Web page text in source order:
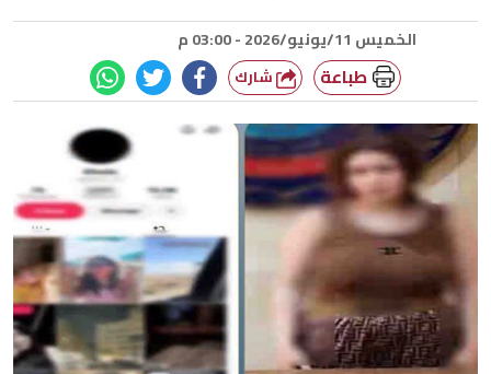
الخميس 11/يونيو/2026 - 03:00 م
طباعة